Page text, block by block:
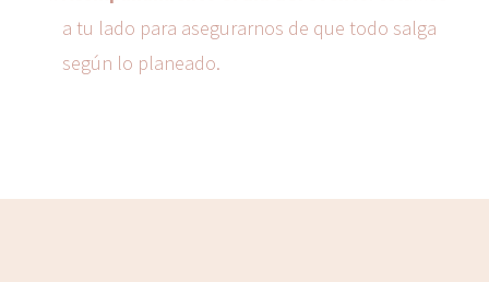
a tu lado para asegurarnos de que todo salga
según lo planeado.